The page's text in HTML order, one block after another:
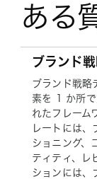
ある
ブランド
ブランド戦略
素を 1 か所で
れたフレーム
レートには
ショニング、
ティティ、レ
ションには、